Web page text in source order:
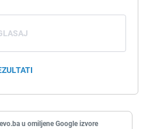
u omiljene Google izvore